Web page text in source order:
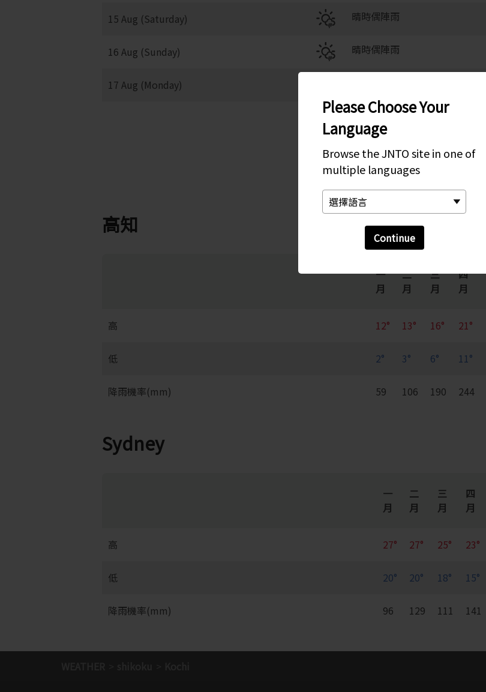
Please Choose Your
Language
Browse the JNTO site in one of
multiple languages
Continue
15 Aug (Saturday) 晴時偶陣雨
16 Aug (Sunday) 晴時偶陣雨
17 Aug (Monday)
每月變化趨勢
高知
一
月
二
月
三
月
四
月
高 12° 13° 16° 21°
低 2° 3° 6° 11°
降雨機率(mm) 59 106 190 244
Sydney
一
月
二
月
三
月
四
月
高 27° 27° 25° 23°
低 20° 20° 18° 15°
降雨機率(mm) 96 129 111 141